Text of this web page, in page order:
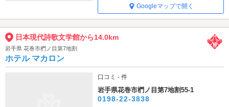
Googleマップで開く
日本現代詩歌文学館から14.0km
岩手県 花巻市椚ノ目第7地割
ホテル マカロン
口コミ - 件
岩手県花巻市椚ノ目第7地割55-1
0198-22-3838